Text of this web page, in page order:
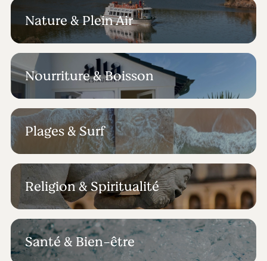
Nature & Plein Air
Nourriture & Boisson
Plages & Surf
Religion & Spiritualité
Santé & Bien-être